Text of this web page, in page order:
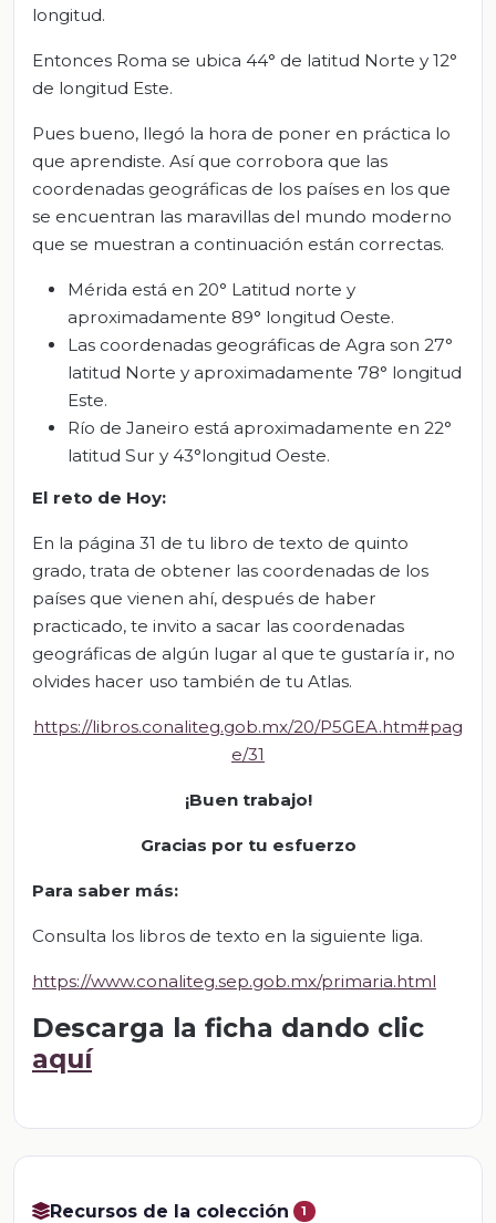
longitud.
Entonces Roma se ubica 44° de latitud Norte y 12°
de longitud Este.
Pues bueno, llegó la hora de poner en práctica lo
que aprendiste. Así que corrobora que las
coordenadas geográficas de los países en los que
se encuentran las maravillas del mundo moderno
que se muestran a continuación están correctas.
Mérida está en 20° Latitud norte y
aproximadamente 89° longitud Oeste.
Las coordenadas geográficas de Agra son 27°
latitud Norte y aproximadamente 78° longitud
Este.
Río de Janeiro está aproximadamente en 22°
latitud Sur y 43°longitud Oeste.
El reto de Hoy:
En la página 31 de tu libro de texto de quinto
grado, trata de obtener las coordenadas de los
países que vienen ahí, después de haber
practicado, te invito a sacar las coordenadas
geográficas de algún lugar al que te gustaría ir, no
olvides hacer uso también de tu Atlas.
https://libros.conaliteg.gob.mx/20/P5GEA.htm#pag
e/31
¡Buen trabajo!
Gracias por tu esfuerzo
Para saber más:
Consulta los libros de texto en la siguiente liga.
https://www.conaliteg.sep.gob.mx/primaria.html
Descarga la ficha dando clic
aquí
Recursos de la colección 1